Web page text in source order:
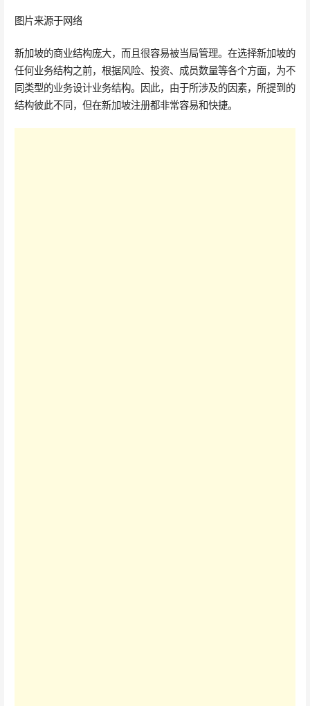
图片来源于网络
新加坡的商业结构庞大，而且很容易被当局管理。在选择新加坡的
任何业务结构之前，根据风险、投资、成员数量等各个方面，为不
同类型的业务设计业务结构。因此，由于所涉及的因素，所提到的
结构彼此不同，但在新加坡注册都非常容易和快捷。